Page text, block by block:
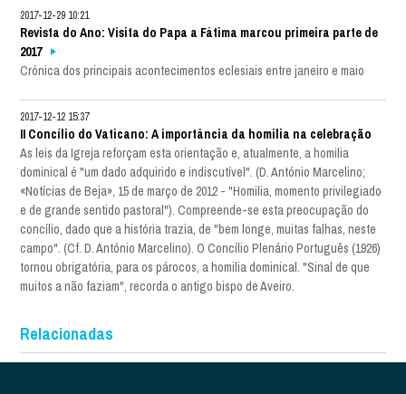
2017-12-29 10:21
Revista do Ano: Visita do Papa a Fátima marcou primeira parte de
2017
Crónica dos principais acontecimentos eclesiais entre janeiro e maio
2017-12-12 15:37
II Concílio do Vaticano: A importância da homilia na celebração
As leis da Igreja reforçam esta orientação e, atualmente, a homilia
dominical é "um dado adquirido e indiscutível". (D. António Marcelino;
«Notícias de Beja», 15 de março de 2012 - "Homilia, momento privilegiado
e de grande sentido pastoral"). Compreende-se esta preocupação do
concílio, dado que a história trazia, de "bem longe, muitas falhas, neste
campo". (Cf. D. António Marcelino). O Concílio Plenário Português (1926)
tornou obrigatória, para os párocos, a homilia dominical. "Sinal de que
muitos a não faziam", recorda o antigo bispo de Aveiro.
Relacionadas